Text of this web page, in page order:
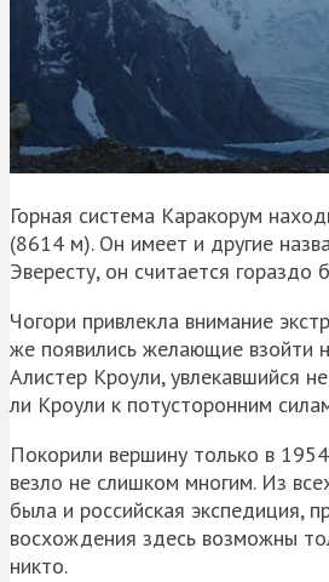
Горная система Каракорум
(8614 м). Он имеет и другие
Эвересту, он считается
Чогори привлекла внимание
же появились желающие взойти
Алистер Кроули, увлекавшийся
ли Кроули к потусторонним
Покорили вершину только в
везло не слишком многим. Из
была и российская экспедиция,
восхождения здесь возможны
никто.